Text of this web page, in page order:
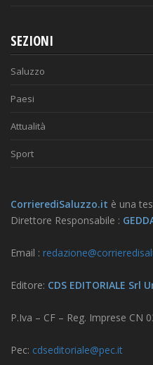
SEZIONI
Saluzzo
Paesi
Attualità
Sport
CorrierediSaluzzo.it è una
Direttore Responsabile :
Email :
Editore: CDS EDITORIALE Srl
P.Iva – CF – Reg. Imprese CN
Pec: cdseditoriale@pec.it